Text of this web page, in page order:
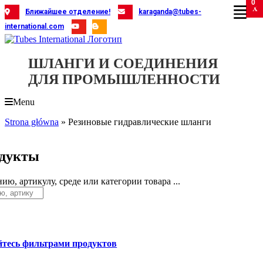
Skip
to
content
Ближайшее отделение!
karaganda@tubes-
international.com
ШЛАНГИ И СОЕДИНЕНИЯ
ДЛЯ ПРОМЫШЛЕННОСТИ
Menu
Strona główna » Резиновые гидравлические шланги
артикулу, среде или категории товара ...
фильтрами продуктов
0
X
X
X
X
X
X
X
X
X
X
X
X
X
X
X
X
X
X
X